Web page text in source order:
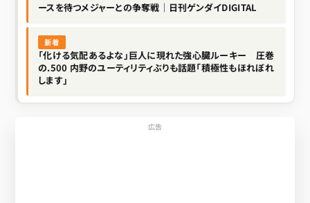
ースを待つメジャーとの争奪戦｜日刊ゲンダイDIGITAL
新着
「化ける気配あるよな」巨人に現れた強心臓ルーキー 圧巻
の.500 内野のユーティリティぶりも話題「積極性もほれぼれ
します」
広告